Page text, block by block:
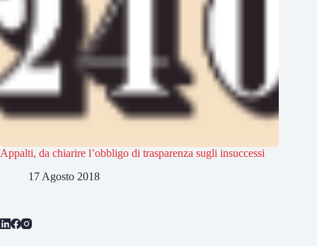
Appalti, da chiarire l’obbligo di trasparenza sugli insuccessi
17 Agosto 2018